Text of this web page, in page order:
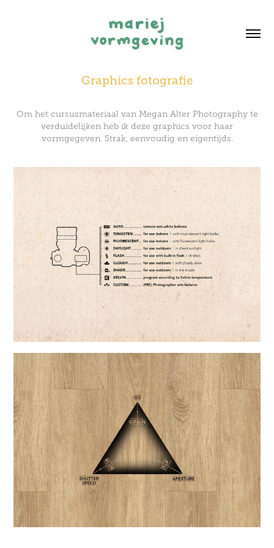
Graphics fotografie
Om het cursusmateriaal van Megan Alter Photography te
verduidelijken heb ik deze graphics voor haar
vormgegeven. Strak, eenvoudig en eigentijds.